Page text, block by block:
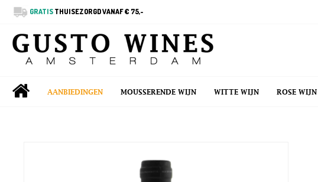
GRATIS THUISEZORGD VANAF € 75,-
AANBIEDINGEN MOUSSERENDE WIJN WITTE WIJN ROSE WIJN